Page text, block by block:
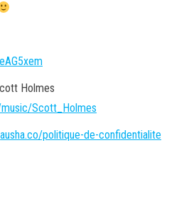
Holmes
Scott_Holmes
ausha.co/politique-de-confidentialite